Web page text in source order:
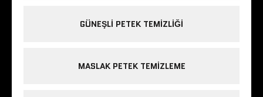
GÜNEŞLI PETEK TEMIZLIĞI
MASLAK PETEK TEMIZLEME